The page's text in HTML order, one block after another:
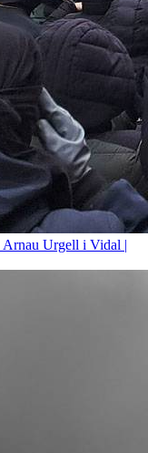
Arnau Urgell i Vidal |